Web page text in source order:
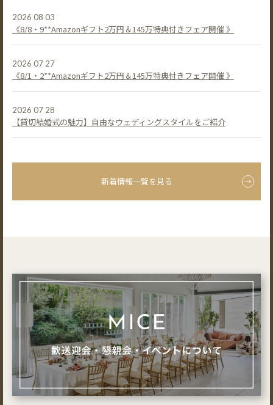
2026 08 03
《8/8・9**Amazonギフト2万円＆145万特典付きフェア開催 》
2026 07 27
《8/1・2**Amazonギフト2万円＆145万特典付きフェア開催 》
2026 07 28
【貸切結婚式の魅力】自由なウェディングスタイルをご紹介
新着情報一覧を見る